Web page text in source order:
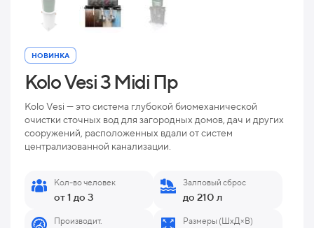
НОВИНКА
Kolo Vesi 3 Midi Пр
Kolo Vesi — это система глубокой биомеханической
очистки сточных вод для загородных домов, дач и других
сооружений, расположенных вдали от систем
централизованной канализации.
Кол-во человек
от 1 до 3
Залповый сброс
до 210 л
Производит. Размеры (ШхД×В)